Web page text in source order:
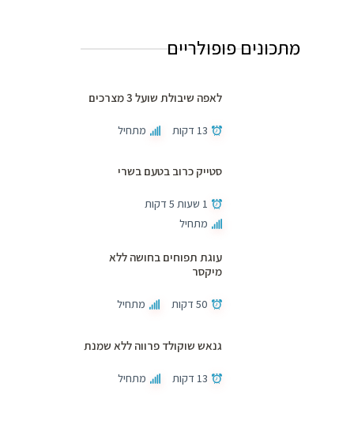
מתכונים פופולריים
לאפה שיבולת שועל 3 מצרכים
13 דקות מתחיל
סטייק כרוב בטעם בשרי
1 שעות 5 דקות
מתחיל
עוגת תפוחים בחושה ללא
מיקסר
50 דקות מתחיל
גנאש שוקולד פרווה ללא שמנת
13 דקות מתחיל